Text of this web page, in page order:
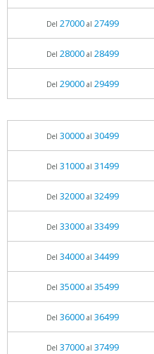
Del 27000al 27499
Del 28000al 28499
Del 29000al 29499
Del 30000al 30499
Del 31000al 31499
Del 32000al 32499
Del 33000al 33499
Del 34000al 34499
Del 35000al 35499
Del 36000al 36499
Del 37000al 37499